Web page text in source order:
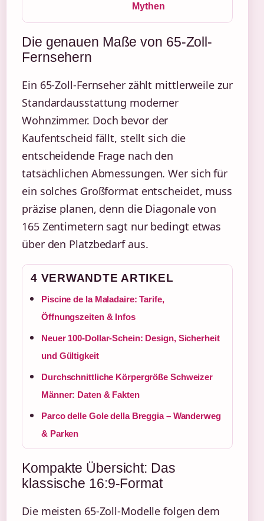
Mythen
Die genauen Maße von 65-Zoll-
Fernsehern
Ein 65-Zoll-Fernseher zählt mittlerweile zur
Standardausstattung moderner
Wohnzimmer. Doch bevor der
Kaufentscheid fällt, stellt sich die
entscheidende Frage nach den
tatsächlichen Abmessungen. Wer sich für
ein solches Großformat entscheidet, muss
präzise planen, denn die Diagonale von
165 Zentimetern sagt nur bedingt etwas
über den Platzbedarf aus.
4 VERWANDTE ARTIKEL
Piscine de la Maladaire: Tarife,
Öffnungszeiten & Infos
Neuer 100-Dollar-Schein: Design, Sicherheit
und Gültigkeit
Durchschnittliche Körpergröße Schweizer
Männer: Daten & Fakten
Parco delle Gole della Breggia – Wanderweg
& Parken
Kompakte Übersicht: Das
klassische 16:9-Format
Die meisten 65-Zoll-Modelle folgen dem